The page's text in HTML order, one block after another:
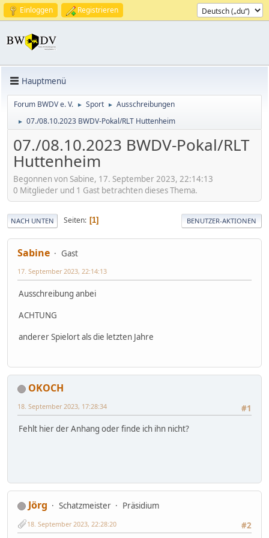
Einloggen Registrieren
Hauptmenü
Forum BWDV e. V. ► Sport ► Ausschreibungen
► 07./08.10.2023 BWDV-Pokal/RLT Huttenheim
07./08.10.2023 BWDV-Pokal/RLT
Huttenheim
Begonnen von Sabine, 17. September 2023, 22:14:13
0 Mitglieder und 1 Gast betrachten dieses Thema.
NACH UNTEN Seiten 1 BENUTZER-AKTIONEN
Sabine Gast
17. September 2023, 22:14:13
Ausschreibung anbei
ACHTUNG
anderer Spielort als die letzten Jahre
OKOCH
#1
18. September 2023, 17:28:34
Fehlt hier der Anhang oder finde ich ihn nicht?
Jörg Schatzmeister
Präsidium
#2
18. September 2023, 22:28:20